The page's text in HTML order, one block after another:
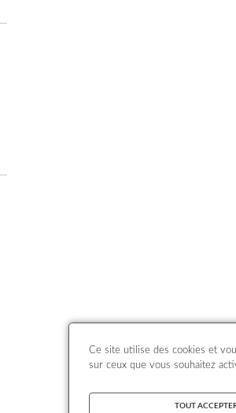
Ce site utilise des cookies et
sur ceux que vous souhaitez
TOUT